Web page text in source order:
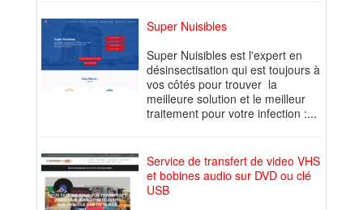
Super Nuisibles
Super Nuisibles est l'expert en
désinsectisation qui est toujours à
vos côtés pour trouver la
meilleure solution et le meilleur
traitement pour votre infection :...
Service de transfert de video VHS
et bobines audio sur DVD ou clé
USB